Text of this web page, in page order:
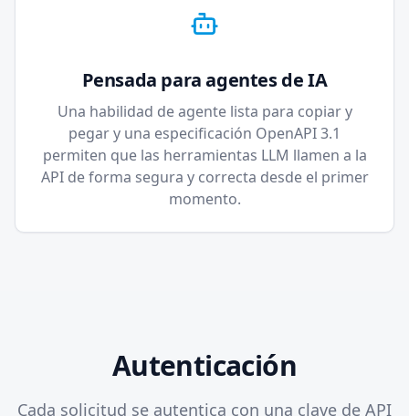
Pensada para agentes de IA
Una habilidad de agente lista para copiar y
pegar y una especificación OpenAPI 3.1
permiten que las herramientas LLM llamen a la
API de forma segura y correcta desde el primer
momento.
Autenticación
Cada solicitud se autentica con una clave de API